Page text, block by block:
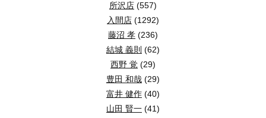
所沢店 (557)
入間店 (1292)
藤沼 孝 (236)
結城 義則 (62)
西野 覚 (29)
豊田 和哉 (29)
富井 健作 (40)
山田 賢一 (41)